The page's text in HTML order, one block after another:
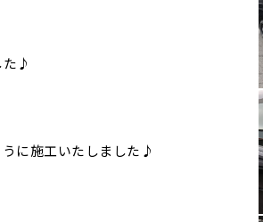
た♪
に施工いたしました♪